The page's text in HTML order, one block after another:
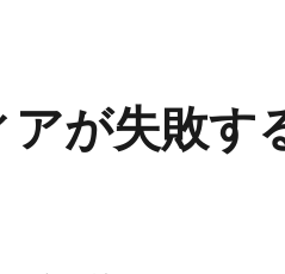
が失敗す